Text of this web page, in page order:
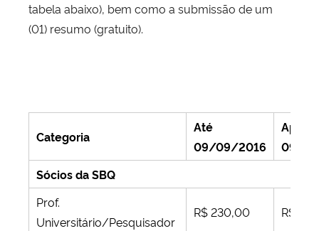
tabela abaixo), bem como a submissão de um
(01) resumo (gratuito).
Categoria
Até
09/09/2016
Após
09/
Sócios da SBQ
Prof.
Universitário/Pesquisador
R$ 230,00 R$